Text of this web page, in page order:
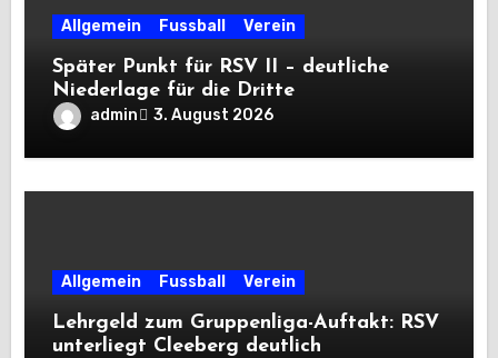
Allgemein Fussball Verein
Später Punkt für RSV II – deutliche
Niederlage für die Dritte
admin 3. August 2026
Allgemein Fussball Verein
Lehrgeld zum Gruppenliga-Auftakt: RSV
unterliegt Cleeberg deutlich